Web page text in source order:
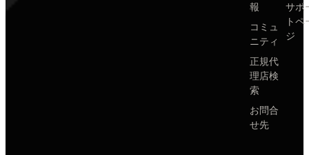
報
コミュ
ニティ
正規代
理店検
索
お問合
せ先
サポ
トペ
ジ